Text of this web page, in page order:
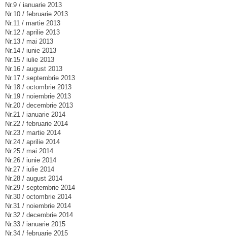
Nr.9 / ianuarie 2013
Nr.10 / februarie 2013
Nr.11 / martie 2013
Nr.12 / aprilie 2013
Nr.13 / mai 2013
Nr.14 / iunie 2013
Nr.15 / iulie 2013
Nr.16 / august 2013
Nr.17 / septembrie 2013
Nr.18 / octombrie 2013
Nr.19 / noiembrie 2013
Nr.20 / decembrie 2013
Nr.21 / ianuarie 2014
Nr.22 / februarie 2014
Nr.23 / martie 2014
Nr.24 / aprilie 2014
Nr.25 / mai 2014
Nr.26 / iunie 2014
Nr.27 / iulie 2014
Nr.28 / august 2014
Nr.29 / septembrie 2014
Nr.30 / octombrie 2014
Nr.31 / noiembrie 2014
Nr.32 / decembrie 2014
Nr.33 / ianuarie 2015
Nr.34 / februarie 2015